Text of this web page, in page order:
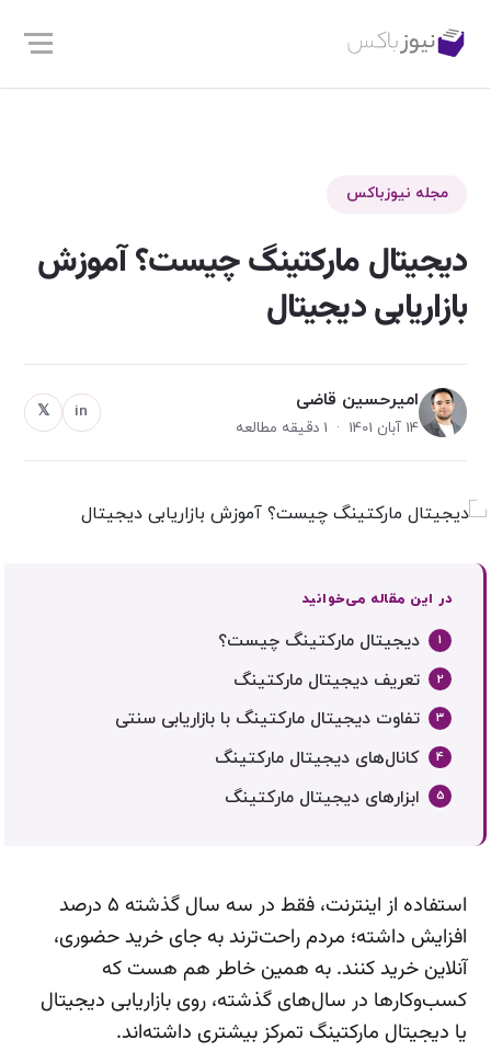
مجله نیوزباکس
دیجیتال مارکتینگ چیست؟ آموزش
بازاریابی دیجیتال
امیرحسین قاضی
14 آبان 1401 · 1 دقیقه مطالعه
in
𝕏
در این مقاله می‌خوانید
دیجیتال مارکتینگ چیست؟
تعریف دیجیتال مارکتینگ
تفاوت دیجیتال مارکتینگ با بازاریابی سنتی
کانال‌های دیجیتال مارکتینگ
ابزارهای دیجیتال مارکتینگ
استفاده از اینترنت، فقط در سه سال گذشته ۵ درصد
افزایش داشته؛ مردم راحت‌ترند به جای خرید حضوری،
آنلاین خرید کنند. به همین خاطر هم هست که
کسب‌وکارها در سال‌های گذشته، روی بازاریابی دیجیتال
یا دیجیتال مارکتینگ تمرکز بیشتری داشته‌اند.